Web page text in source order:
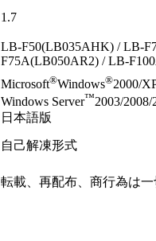
1.7
LB-F50(LB035AHK) / LB-
F75A(LB050AR2) / LB-
Microsoft®Windows®2000/
Windows Server™2003/2008/
日本語版
自己解凍形式
転載、再配布、商行為は一